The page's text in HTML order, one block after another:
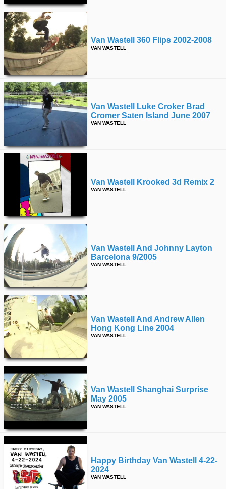
Van Wastell 360 Flips 2002-2008
VAN WASTELL
Van Wastell Luke Croker Brad
Cromer Saten Island June 2007
VAN WASTELL
Van Wastell Krooked 3d Remix 2
VAN WASTELL
Van Wastell And Johnny Layton
Barcelona 9/2005
VAN WASTELL
Van Wastell And Andrew Allen
Hong Kong Line 2004
VAN WASTELL
Van Wastell Shanghai Surprise
May 2005
VAN WASTELL
Happy Birthday Van Wastell 4-22-
2024
VAN WASTELL